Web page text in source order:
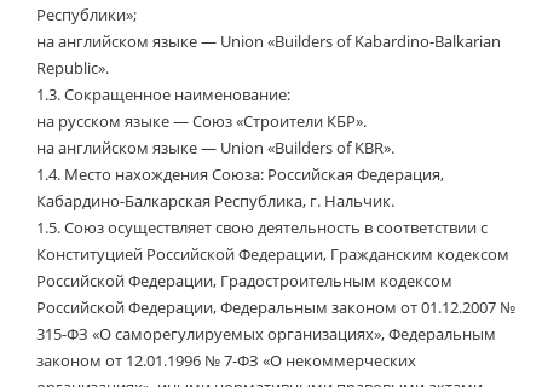
Республики»;
на английском языке — Union «Builders of Kabardino-Balkarian
Republic».
1.3.Сокращенное наименование:
на русском языке — Союз «Строители КБР».
на английском языке — Union «Builders of KBR».
1.4. Место нахождения Союза: Российская Федерация,
Кабардино-Балкарская Республика, г. Нальчик.
1.5.Союз осуществляет свою деятельность в соответствии с
Конституцией Российской Федерации, Гражданским кодексом
Российской Федерации, Градостроительным кодексом
Российской Федерации, Федеральным законом от 01.12.2007 №
315-ФЗ «О саморегулируемых организациях», Федеральным
законом от 12.01.1996 № 7-ФЗ «О некоммерческих